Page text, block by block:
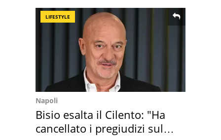
LIFESTYLE
Napoli
Bisio esalta il Cilento: "Ha
cancellato i pregiudizi sul